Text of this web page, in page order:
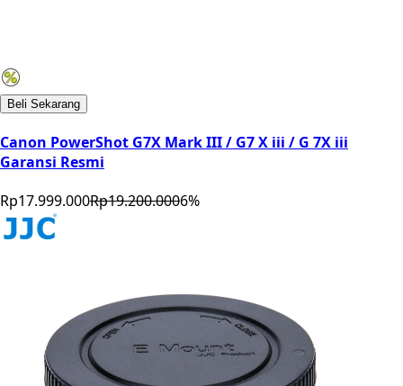
Beli Sekarang
Canon PowerShot G7X Mark III / G7 X iii / G 7X iii
Garansi Resmi
Rp17.999.000Rp19.200.0006%